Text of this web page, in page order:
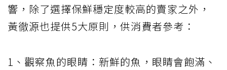
響，除了選擇保鮮穩定度較高的賣家之外，
黃徹源也提供5大原則，供消費者參考：
1、觀察魚的眼睛：新鮮的魚，眼睛會飽滿、